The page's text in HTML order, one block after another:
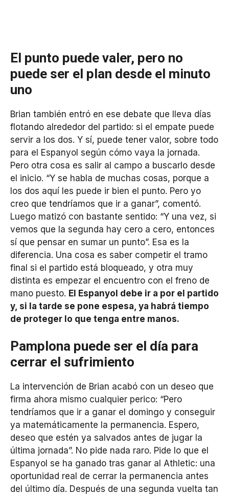
El punto puede valer, pero no
puede ser el plan desde el minuto
uno
Brian también entró en ese debate que lleva días
flotando alrededor del partido: si el empate puede
servir a los dos. Y sí, puede tener valor, sobre todo
para el Espanyol según cómo vaya la jornada.
Pero otra cosa es salir al campo a buscarlo desde
el inicio. “Y se habla de muchas cosas, porque a
los dos aquí les puede ir bien el punto. Pero yo
creo que tendríamos que ir a ganar”, comentó.
Luego matizó con bastante sentido: “Y una vez, si
vemos que la segunda hay cero a cero, entonces
sí que pensar en sumar un punto”. Esa es la
diferencia. Una cosa es saber competir el tramo
final si el partido está bloqueado, y otra muy
distinta es empezar el encuentro con el freno de
mano puesto. El Espanyol debe ir a por el partido
y, si la tarde se pone espesa, ya habrá tiempo
de proteger lo que tenga entre manos.
Pamplona puede ser el día para
cerrar el sufrimiento
La intervención de Brian acabó con un deseo que
firma ahora mismo cualquier perico: “Pero
tendríamos que ir a ganar el domingo y conseguir
ya matemáticamente la permanencia. Espero,
deseo que estén ya salvados antes de jugar la
última jornada”. No pide nada raro. Pide lo que el
Espanyol se ha ganado tras ganar al Athletic: una
oportunidad real de cerrar la permanencia antes
del último día. Después de una segunda vuelta tan